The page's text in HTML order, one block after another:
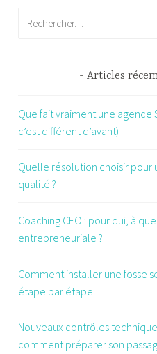
Articles
Que fait vraiment une agence
c’est différent d’avant)
Quelle résolution choisir pour
qualité ?
Coaching CEO : pour qui, à
entrepreneuriale ?
Comment installer une fosse
étape par étape
Nouveaux contrôles
comment préparer son